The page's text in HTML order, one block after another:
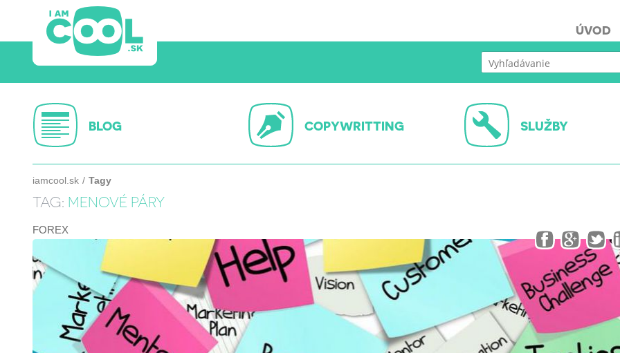
ÚVOD
BLOG COPYWRITTING SLUŽBY
iamcool.sk Tagy
TAG: MENOVÉ PÁRY
FOREX